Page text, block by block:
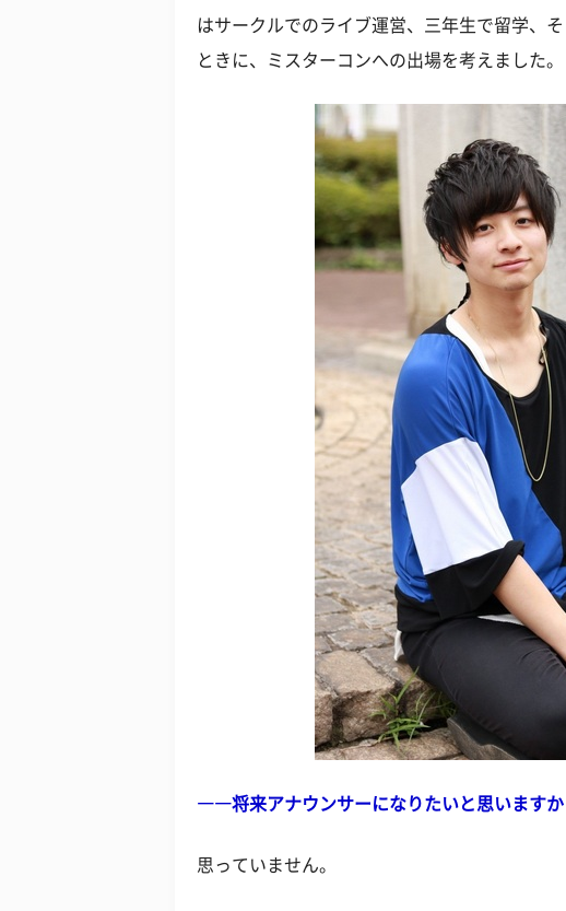
はサークルでのライブ運営、三年生で留学、
ときに、ミスターコンへの出場を考えました。
――将来アナウンサーになりたいと思いますか
思っていません。